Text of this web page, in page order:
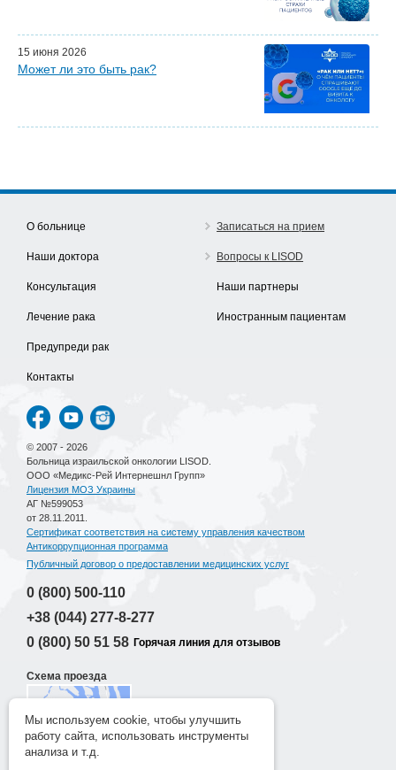
15 июня 2026
Может ли это быть рак?
О больнице
Наши доктора
Консультация
Лечение рака
Предупреди рак
Контакты
Записаться на прием
Вопросы к LISOD
Наши партнеры
Иностранным пациентам
© 2007 - 2026
Больница израильской онкологии LISOD.
ООО «Медикс-Рей Интернешнл Групп»
Лицензия МОЗ Украины
АГ №599053
от 28.11.2011.
Сертификат соответствия на систему управления качеством
Антикоррупционная программа
Публичный договор о предоставлении медицинских услуг
0 (800) 500-110
+38 (044) 277-8-277
0 (800) 50 51 58 Горячая линия для отзывов
Схема проезда
Разработка сайта
Мы используем cookie, чтобы улучшить
работу сайта, использовать инструменты
анализа и т.д.